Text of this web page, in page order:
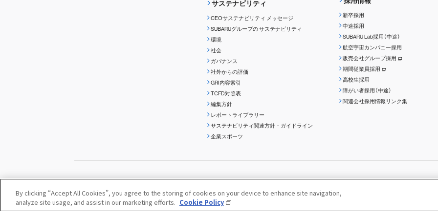
サステナビリティ
CEOサステナビリティ メッセージ
SUBARUグループのサステナビリティ
環境
社会
ガバナンス
社外からの評価
GRI内容索引
TCFD対照表
編集方針
レポートライブラリー
サステナビリティ関連方針・ガイドライン
企業スポーツ
新卒採用
中途採用
SUBARU Lab採用（中途）
航空宇宙カンパニー採用
販売会社グループ採用
期間従業員採用
高校生採用
障がい者採用（中途）
関連会社採用情報リンク集
クッキーポリシー
メディア
By clicking “Accept All Cookies”, you agree to the storing of cookies on your device to enhance site navigation,
analyze site usage, and assist in our marketing efforts. Cookie Policy